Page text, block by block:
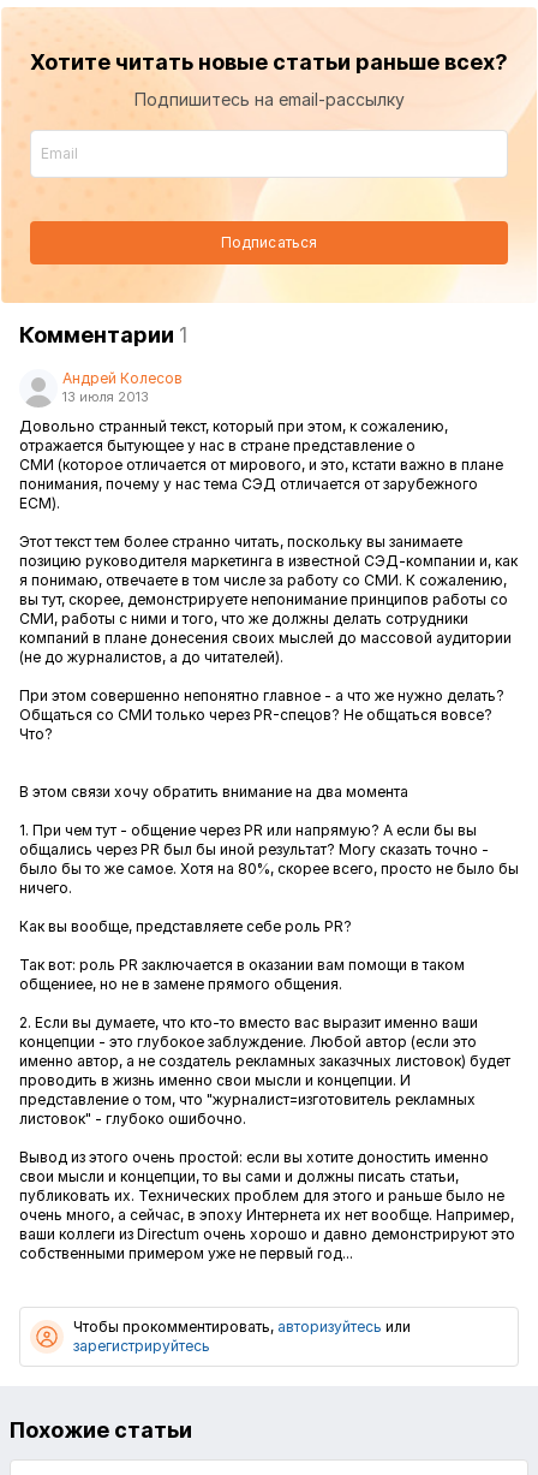
Хотите читать новые статьи раньше всех?
Подпишитесь на email-рассылку
Подписаться
Комментарии 1
Андрей Колесов
13 июля 2013
Довольно странный текст, который при этом, к сожалению,
отражается бытующее у нас в стране представление о
СМИ (которое отличается от мирового, и это, кстати важно в плане
понимания, почему у нас тема СЭД отличается от зарубежного
ECM).
Этот текст тем более странно читать, поскольку вы занимаете
позицию руководителя маркетинга в известной СЭД-компании и, как
я понимаю, отвечаете в том числе за работу со СМИ. К сожалению,
вы тут, скорее, демонстрируете непонимание принципов работы со
СМИ, работы с ними и того, что же должны делать сотрудники
компаний в плане донесения своих мыслей до массовой аудитории
(не до журналистов, а до читателей).
При этом совершенно непонятно главное - а что же нужно делать?
Общаться со СМИ только через PR-спецов? Не общаться вовсе?
Что?
В этом связи хочу обратить внимание на два момента
1. При чем тут - общение через PR или напрямую? А если бы вы
общались через PR был бы иной результат? Могу сказать точно -
было бы то же самое. Хотя на 80%, скорее всего, просто не было бы
ничего.
Как вы вообще, представляете себе роль PR?
Так вот: роль PR заключается в оказании вам помощи в таком
общениее, но не в замене прямого общения.
2. Если вы думаете, что кто-то вместо вас выразит именно ваши
концепции - это глубокое заблуждение. Любой автор (если это
именно автор, а не создатель рекламных заказчных листовок) будет
проводить в жизнь именно свои мысли и концепции. И
представление о том, что "журналист=изготовитель рекламных
листовок" - глубоко ошибочно.
Вывод из этого очень простой: если вы хотите доностить именно
свои мысли и концепции, то вы сами и должны писать статьи,
публиковать их. Технических проблем для этого и раньше было не
очень много, а сейчас, в эпоху Интернета их нет вообще. Например,
ваши коллеги из Directum очень хорошо и давно демонстрируют это
собственными примером уже не первый год...
Чтобы прокомментировать, авторизуйтесь или
зарегистрируйтесь
Похожие статьи